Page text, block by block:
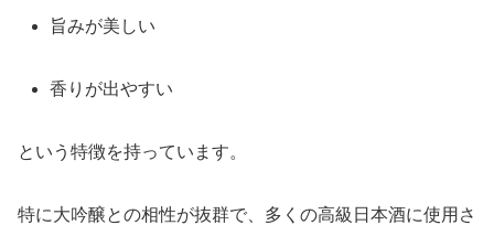
旨みが美しい
香りが出やすい
という特徴を持っています。
特に大吟醸との相性が抜群で、多くの高級日本酒に使用さ